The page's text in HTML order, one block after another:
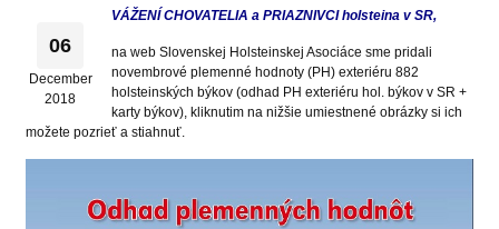
06
December
2018
VÁŽENÍ CHOVATELIA a PRIAZNIVCI holsteina v SR,
na web Slovenskej Holsteinskej Asociáce sme pridali
novembrové plemenné hodnoty (PH) exteriéru 882
holsteinských býkov (odhad PH exteriéru hol. býkov v SR +
karty býkov), kliknutim na nižšie umiestnené obrázky si ich
možete pozrieť a stiahnuť.